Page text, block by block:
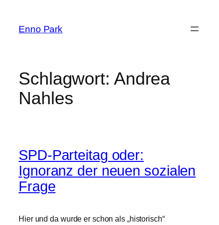
springen
Enno Park
Schlagwort: Andrea
Nahles
SPD-Parteitag oder:
Ignoranz der neuen sozialen
Frage
Hier und da wurde er schon als „historisch“